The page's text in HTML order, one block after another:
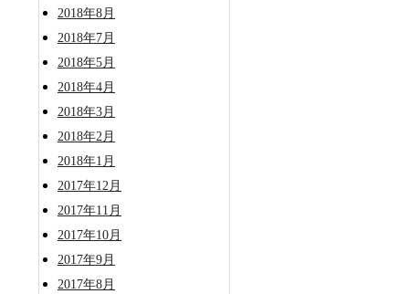
2018年8月
2018年7月
2018年5月
2018年4月
2018年3月
2018年2月
2018年1月
2017年12月
2017年11月
2017年10月
2017年9月
2017年8月